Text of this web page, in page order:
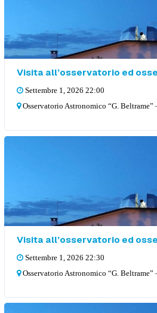
Visita all’osservatorio ed
Settembre 1, 2026 22:00
Osservatorio Astronomico “G. Beltrame” – Via
Visita all’osservatorio ed
Settembre 1, 2026 22:30
Osservatorio Astronomico “G. Beltrame” – Via